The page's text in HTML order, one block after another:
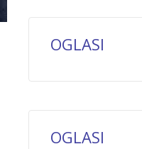
OGLASI
OGLASI